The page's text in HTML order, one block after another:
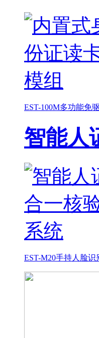
EST-100M多功能免
智能人
EST-M20手持人脸识